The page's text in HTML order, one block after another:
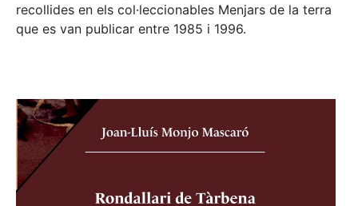
recollides en els col·leccionables Menjars de la terra
que es van publicar entre 1985 i 1996.